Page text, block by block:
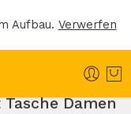
Aufbau. Verwerfen
Damen